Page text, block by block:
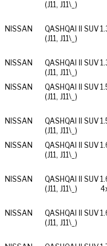
(J11, J11\_)
NISSAN
QASHQAI II SUV
(J11, J11\_)
NISSAN
QASHQAI II SUV
(J11, J11\_)
NISSAN
QASHQAI II SUV
(J11, J11\_)
NISSAN
QASHQAI II SUV
(J11, J11\_)
NISSAN
QASHQAI II SUV
(J11, J11\_)
NISSAN
QASHQAI II SUV
(J11, J11\_)
NISSAN
QASHQAI II SUV
(J11, J11\_)